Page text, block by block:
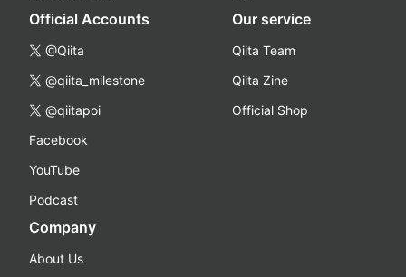
Official Accounts
@Qiita
@qiita_milestone
@qiitapoi
Facebook
YouTube
Podcast
Our service
Qiita Team
Qiita Zine
Official Shop
Company
About Us